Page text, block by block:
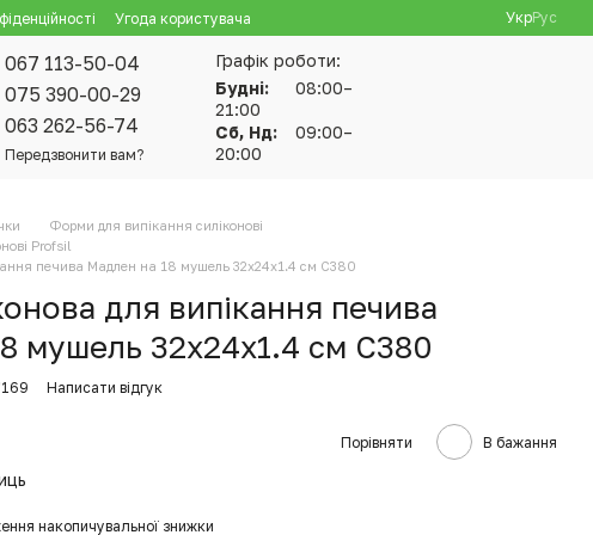
Угода користувача УкрРус
067 113-50-04
075 390-00-29
063 262-56-74
Передзвонити вам?
Графік роботи:
Будні:
08:00–
21:00
Сб, Нд:
09:00–
20:00
Форми для випікання силіконові
Profsil
печива Мадлен на 18 мушель 32х24х1.4 см C380
для випікання печива
мушель 32х24х1.4 см C380
Написати відгук
Порівняти В бажання
накопичувальної знижки